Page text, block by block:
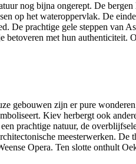
nog bijna ongerept. De
op het wateroppervlak. De
De prachtige gele steppen van
met hun authenticiteit.
gebouwen zijn er pure
Kiev herbergt ook
prachtige natuur, de
meesterwerken. De
Opera. Ten slotte onthult